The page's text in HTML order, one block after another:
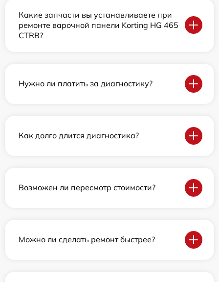
Какие запчасти вы устанавливаете при
ремонте варочной панели Korting HG 465
CTRB?
Нужно ли платить за диагностику?
Как долго длится диагностика?
Возможен ли пересмотр стоимости?
Можно ли сделать ремонт быстрее?